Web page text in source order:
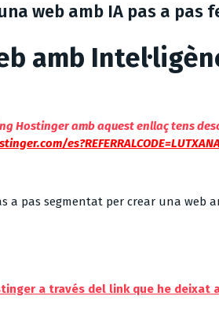
web amb IA pas a pas
amb
Hostinger amb aquest enllaç tens
a pas segmentat per crear una web
a través del link que he deixat